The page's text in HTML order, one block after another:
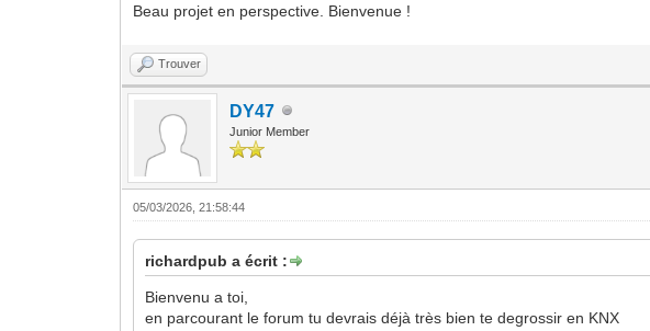
Beau projet en perspective. Bienvenue !
Trouver
DY47
Junior Member
05/03/2026, 21:58:44
richardpub a écrit :
Bienvenu a toi,
en parcourant le forum tu devrais déjà très bien te degrossir en KNX